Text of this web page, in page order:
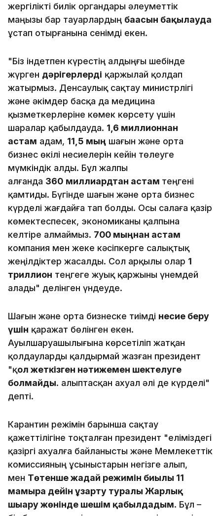
жергілікті билік органдары әлеуметтік
маңызы бар тауарлардың бағасын бақылауда
ұстап отырғанына сенімді екен.
"Біз індетпен күрестің алдыңғы шебінде
жүрген дәрігерлерді қаржылай қолдап
жатырмыз. Денсаулық сақтау министрлігі
және әкімдер басқа да медицина
қызметкерлеріне көмек көрсету үшін
шаралар қабылдауда. 1,6 миллионнан
астам адам, 11,5 мың шағын және орта
бизнес өкілі несиелерін кейін төлеуге
мүмкіндік алды. Бұл жалпы
алғанда 360 миллиардтан астам теңгені
қамтиды. Бүгінде шағын және орта бизнес
күрделі жағдайға тап болды. Осы салаға қазір
көмектеспесек, экономиканы қалпына
келтіре алмаймыз. 700 мыңнан астам
компания мен жеке кәсіпкерге салықтық
жеңілдіктер жасалды. Сол арқылы олар 1
триллион теңгеге жуық қаржыны үнемдей
алады" делінген үндеуде.
Шағын және орта бизнеске тиімді несие беру
үшін қаражат бөлінген екен.
Ауылшаруашылығына көрсетіліп жатқан
қолдауларды қалдырмай жазған президент
"қол жеткізген нәтижемен шектелуге
болмайды. Қалыптасқан ахуал әлі де күрделі"
депті.
Карантин режімін барынша сақтау
қажеттілігіне тоқталған президент "еліміздегі
қазіргі ахуалға байланысты және Мемлекеттік
комиссияның ұсыныстарын негізге алып,
мен Төтенше жағдай режимін биылғы 11
мамырға дейін ұзарту туралы Жарлық
шығару жөнінде шешім қабылдадым. Бұл –